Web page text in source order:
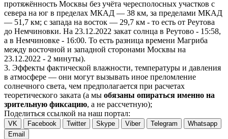
протяжённость Москвы без учёта чересполосных участков с
севера на юг в пределах МКАД — 38 км, за пределами МКАД
— 51,7 км; с запада на восток — 29,7 км - то есть от Реутова
до Немчиновки. На 23.12.2022 закат солнца в Реутово - 15:58,
а в Немчиновке - 16:00. То есть разница времени Магриба
между восточной и западной сторонами Москвы на
23.12.2022 - 2 минуты).
3. Эффекты фактической влажности, температуры и давления
в атмосфере — они могут вызывать иное преломление
солнечного света, чем предполагается при расчетах
теоретического заката (а мы обязаны опираться именно на
зрительную фиксацию, а не рассчетную);
Поделиться ссылкой на наш портал:
VK Facebook Twitter Skype Viber Telegram
Whatsapp
Email